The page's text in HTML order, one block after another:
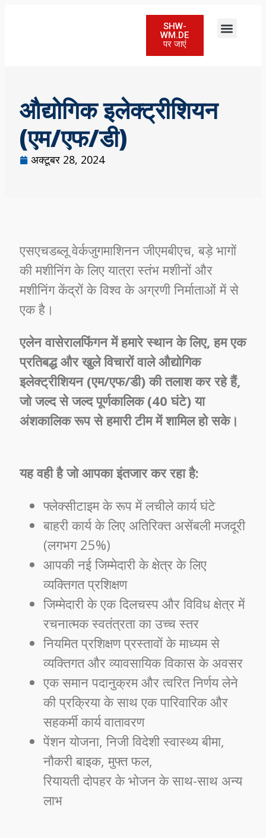
SHW-
WM.DE
पर जाएं
औद्योगिक इलेक्ट्रीशियन
(एम/एफ/डी)
अक्टूबर 28, 2024
एसएचडब्लू वेर्कजुगमाशिनन जीएमबीएच, बड़े भागों
की मशीनिंग के लिए यात्रा स्तंभ मशीनों और
मशीनिंग केंद्रों के विश्व के अग्रणी निर्माताओं में से
एक है।
एलेन वासेरालफिंगन में हमारे स्थान के लिए, हम एक
प्रतिबद्ध और खुले विचारों वाले औद्योगिक
इलेक्ट्रीशियन (एम/एफ/डी) की तलाश कर रहे हैं,
जो जल्द से जल्द पूर्णकालिक (40 घंटे) या
अंशकालिक रूप से हमारी टीम में शामिल हो सके।
यह वही है जो आपका इंतजार कर रहा है:
फ्लेक्सीटाइम के रूप में लचीले कार्य घंटे
बाहरी कार्य के लिए अतिरिक्त असेंबली मजदूरी
(लगभग 25%)
आपकी नई जिम्मेदारी के क्षेत्र के लिए
व्यक्तिगत प्रशिक्षण
जिम्मेदारी के एक दिलचस्प और विविध क्षेत्र में
रचनात्मक स्वतंत्रता का उच्च स्तर
नियमित प्रशिक्षण प्रस्तावों के माध्यम से
व्यक्तिगत और व्यावसायिक विकास के अवसर
एक समान पदानुक्रम और त्वरित निर्णय लेने
की प्रक्रिया के साथ एक पारिवारिक और
सहकर्मी कार्य वातावरण
पेंशन योजना, निजी विदेशी स्वास्थ्य बीमा,
नौकरी बाइक, मुफ्त फल,
रियायती दोपहर के भोजन के साथ-साथ अन्य
लाभ